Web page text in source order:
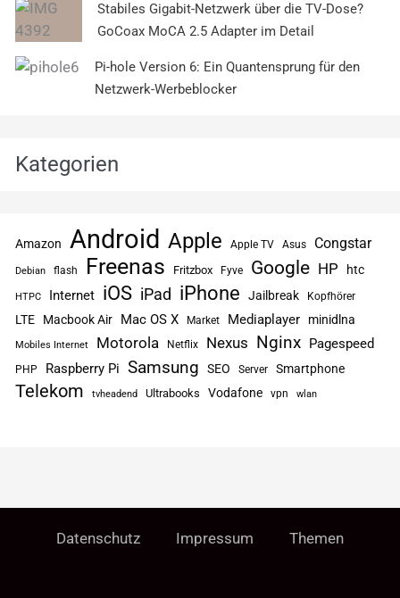
Stabiles Gigabit-Netzwerk über die TV-Dose?
GoCoax MoCA 2.5 Adapter im Detail
Pi-hole Version 6: Ein Quantensprung für den
Netzwerk-Werbeblocker
Kategorien
Amazon Android Apple Apple TV Asus Congstar
Debian flash Freenas Fritzbox Fyve Google HP htc
HTPC Internet iOS iPad iPhone Jailbreak Kopfhörer
LTE Macbook Air Mac OS X Market Mediaplayer minidlna
Mobiles Internet Motorola Netflix Nexus Nginx Pagespeed
PHP Raspberry Pi Samsung SEO Server Smartphone
Telekom tvheadend Ultrabooks Vodafone vpn wlan
Datenschutz Impressum Themen